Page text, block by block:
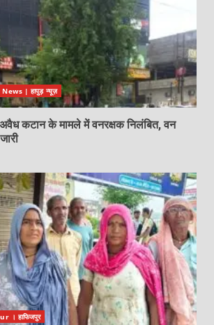
| हापुड़ न्यूज़
कटान के मामले में वनरक्षक निलंबित, वन
। हाफिजपुर